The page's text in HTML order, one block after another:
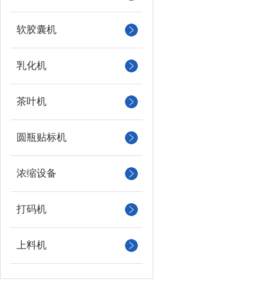
软胶囊机
乳化机
茶叶机
圆瓶贴标机
浓缩设备
打码机
上料机